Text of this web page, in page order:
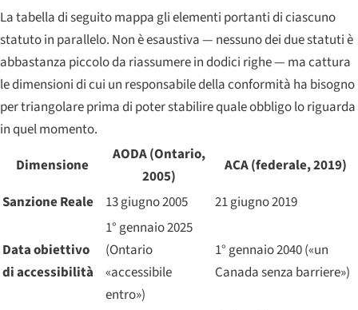
La tabella di seguito mappa gli elementi portanti di ciascuno
statuto in parallelo. Non è esaustiva — nessuno dei due statuti è
abbastanza piccolo da riassumere in dodici righe — ma cattura
le dimensioni di cui un responsabile della conformità ha bisogno
per triangolare prima di poter stabilire quale obbligo lo riguarda
in quel momento.
Dimensione
AODA (Ontario,
2005)
ACA (federale, 2019)
Sanzione Reale
13 giugno 2005 21 giugno 2019
Data obiettivo
di accessibilità
1° gennaio 2025
(Ontario
«accessibile
entro»)
1° gennaio 2040 («un
Canada senza barriere»)